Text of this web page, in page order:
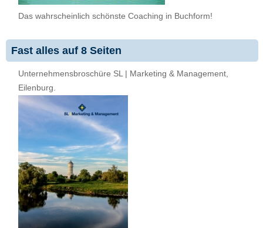
Das wahrscheinlich schönste Coaching in Buchform!
Fast alles auf 8 Seiten
Unternehmensbroschüre SL | Marketing & Management,
Eilenburg.